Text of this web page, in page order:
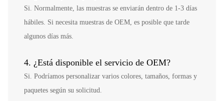
Si. Normalmente, las muestras se enviarán dentro de 1-3 días
hábiles. Si necesita muestras de OEM, es posible que tarde
algunos días más.
4. ¿Está disponible el servicio de OEM?
Si. Podríamos personalizar varios colores, tamaños, formas y
paquetes según su solicitud.